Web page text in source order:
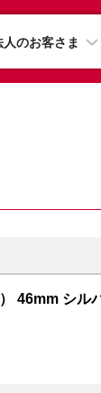
人のお客さま
46mm シル